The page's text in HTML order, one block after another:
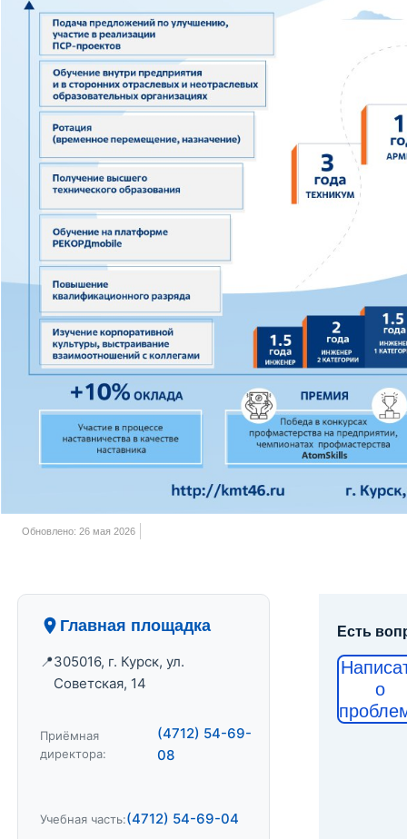
Обновлено: 26 мая 2026
Главная площадка
305016, г. Курск, ул.
Советская, 14
Приёмная
директора:
(4712) 54-69-
08
Учебная часть:(4712) 54-69-04
Есть
о